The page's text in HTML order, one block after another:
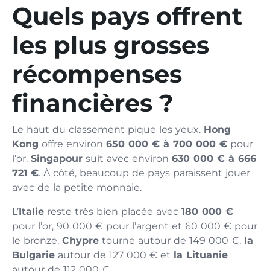
Quels pays offrent
les plus grosses
récompenses
financières ?
Le haut du classement pique les yeux. Hong
Kong offre environ 650 000 € à 700 000 € pour
l’or. Singapour suit avec environ 630 000 € à 666
721 €. À côté, beaucoup de pays paraissent jouer
avec de la petite monnaie.
L’Italie reste très bien placée avec 180 000 €
pour l’or, 90 000 € pour l’argent et 60 000 € pour
le bronze. Chypre tourne autour de 149 000 €, la
Bulgarie autour de 127 000 € et la Lituanie